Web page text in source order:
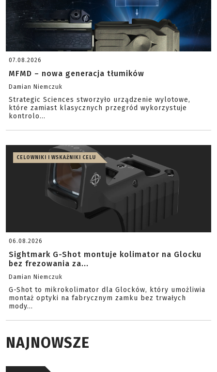
07.08.2026
MFMD – nowa generacja tłumików
Damian Niemczuk
Strategic Sciences stworzyło urządzenie wylotowe,
które zamiast klasycznych przegród wykorzystuje
kontrolo...
CELOWNIKI I WSKAŹNIKI CELU
06.08.2026
Sightmark G-Shot montuje kolimator na Glocku
bez frezowania za...
Damian Niemczuk
G-Shot to mikrokolimator dla Glocków, który umożliwia
montaż optyki na fabrycznym zamku bez trwałych
mody...
NAJNOWSZE